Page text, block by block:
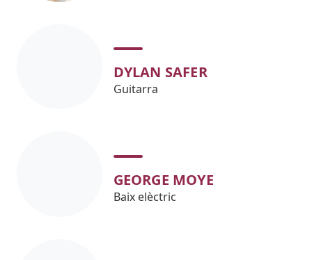
DYLAN SAFER
Guitarra
GEORGE MOYE
Baix elèctric